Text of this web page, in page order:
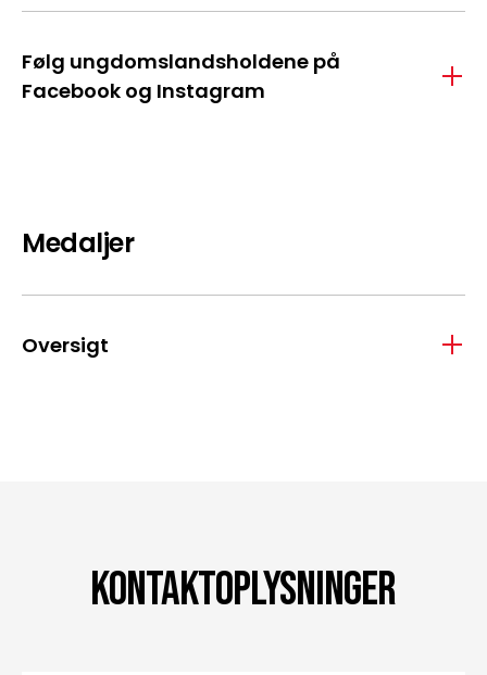
Følg ungdomslandsholdene på
Facebook og Instagram
Medaljer
Oversigt
Kontaktoplysninger